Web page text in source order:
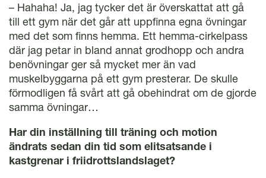
– Hahaha! Ja, jag tycker det är överskattat att gå
till ett gym när det går att uppfinna egna övningar
med det som finns hemma. Ett hemma-cirkelpass
där jag petar in bland annat grodhopp och andra
benövningar ger så mycket mer än vad
muskelbyggarna på ett gym presterar. De skulle
förmodligen få svårt att gå obehindrat om de gjorde
samma övningar…
Har din inställning till träning och motion
ändrats sedan din tid som elitsatsande i
kastgrenar i friidrottslandslaget?